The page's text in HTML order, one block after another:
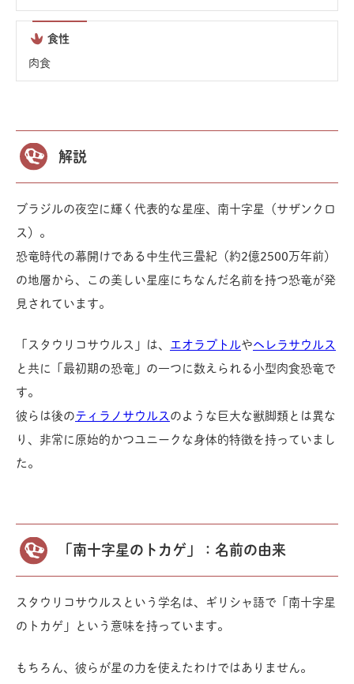
食性
肉食
解説
ブラジルの夜空に輝く代表的な星座、南十字星（サザンクロ
ス）。
恐竜時代の幕開けである中生代三畳紀（約2億2500万年前）
の地層から、この美しい星座にちなんだ名前を持つ恐竜が発
見されています。
「スタウリコサウルス」は、 エオラプトルやヘレラサウルス
と共に「最初期の恐竜」の一つに数えられる小型肉食恐竜で
す。
彼らは後のティラノサウルス のような巨大な獣脚類とは異な
り、非常に原始的かつユニークな身体的特徴を持っていまし
た。
「南十字星のトカゲ」：名前の由来
スタウリコサウルスという学名は、ギリシャ語で「南十字星
のトカゲ」という意味を持っています。
もちろん、彼らが星の力を使えたわけではありません。